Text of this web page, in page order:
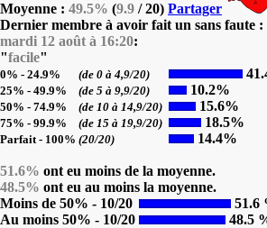
Moyenne : 49.5% (9.9 / 20) Partager
Dernier membre à avoir fait un sans faute :
mardi 12 août à 16:20:
"facile"
0% - 24.9% (de 0 à 4,9/20)
25% - 49.9% (de 5 à 9,9/20) 10.2%
50% - 74.9% (de 10 à 14,9/20) 15.6%
75% - 99.9% (de 15 à 19,9/20) 18.5%
Parfait - 100% (20/20) 14.4%
51.6% ont eu moins de la moyenne.
48.5% ont eu au moins la moyenne.
Moins de 50% - 10/20
51.6
Au moins 50% - 10/20
48.5